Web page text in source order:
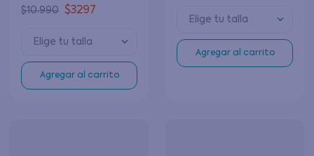
Junior Niña Gris
$10.990 $3297
Elige tu talla
Agregar al carrito
Elige tu talla
Agregar al carrito